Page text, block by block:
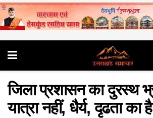
जिला प्रशासन का दुरस्थ
यात्रा नहीं, धैर्य, दृढता का